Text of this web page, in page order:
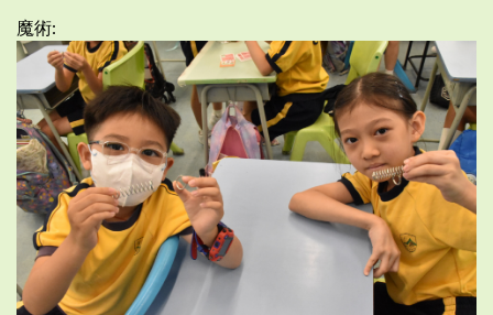
魔術: